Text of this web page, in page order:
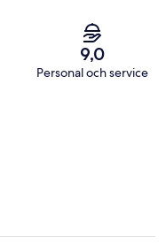
9,0
Personal och service